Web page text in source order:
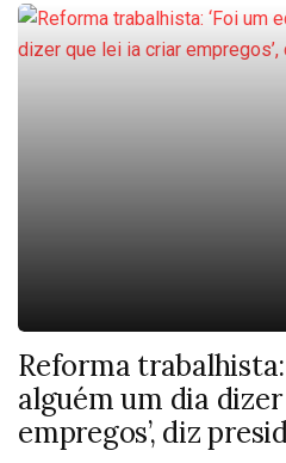
Reforma
alguém um dia
empregos’, diz